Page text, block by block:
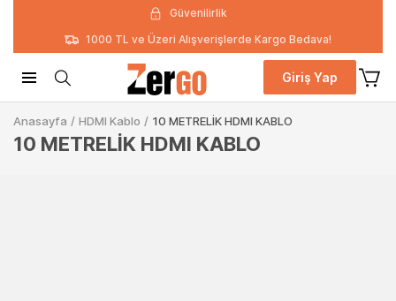
Güvenilirlik
1000 TL ve Üzeri Alışverişlerde Kargo Bedava!
Giriş Yap
Anasayfa / HDMI Kablo / 10 METRELİK HDMI KABLO
10 METRELİK HDMI KABLO